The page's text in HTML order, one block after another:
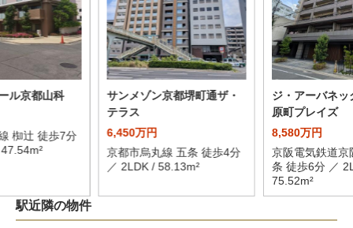
ル京都山科
椥辻 徒歩7分
サンメゾン京都堺町通ザ・
テラス
6,450万円
京都市烏丸線 五条 徒歩4分
／ 2LDK / 58.13m²
ジ・アーバネッ
原町プレイズ
8,580万円
京阪電気鉄道京
条 徒歩6分 ／
75.52m²
駅近隣の物件